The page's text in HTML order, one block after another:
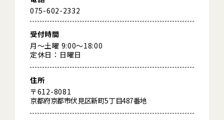
075-602-2332
受付時間
月～土曜 9:00～18:00
定休日：日曜日
住所
〒612-8081
京都府京都市伏見区新町5丁目487番地